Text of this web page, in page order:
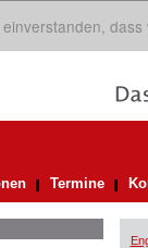
dass
Termine